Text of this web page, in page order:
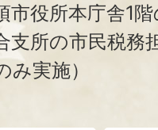
市役所本庁舎1
支所の市民税務
実施）